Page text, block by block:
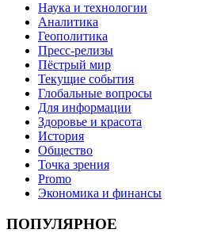
Наука и технологии
Аналитика
Геополитика
Пресс-релизы
Пёстрый мир
Текущие события
Глобальные вопросы
Для информации
Здоровье и красота
История
Общество
Точка зрения
Promo
Экономика и финансы
ПОПУЛЯРНОЕ